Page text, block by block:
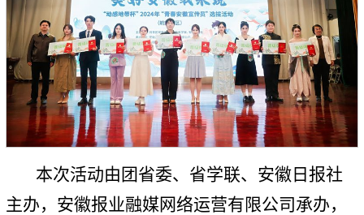
本次活动由团省委、省学联、安徽日报社
主办，安徽报业融媒网络运营有限公司承办，